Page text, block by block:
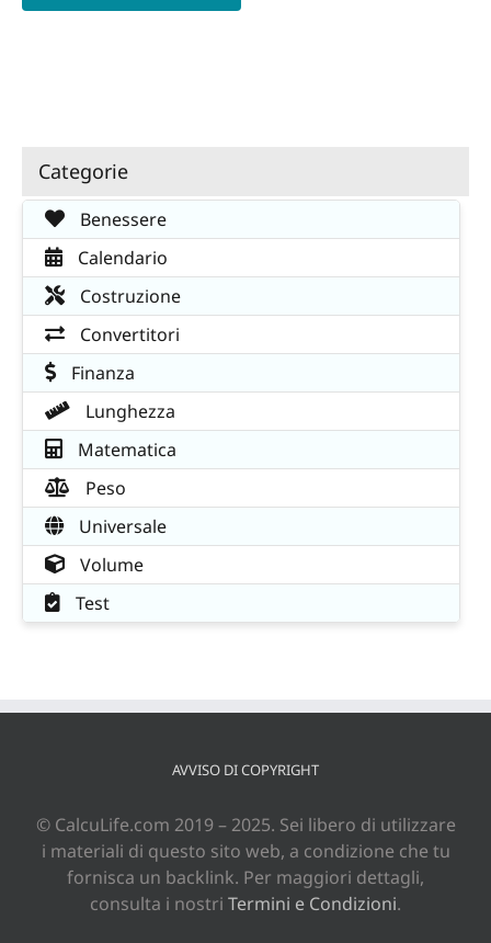
Categorie
Benessere
Calendario
Costruzione
Convertitori
Finanza
Lunghezza
Matematica
Peso
Universale
Volume
Test
AVVISO DI COPYRIGHT
© CalcuLife.com 2019 – 2025. Sei libero di utilizzare
i materiali di questo sito web, a condizione che tu
fornisca un backlink. Per maggiori dettagli,
consulta i nostri Termini e Condizioni.